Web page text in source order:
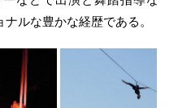
ルな豊かな経歴である。